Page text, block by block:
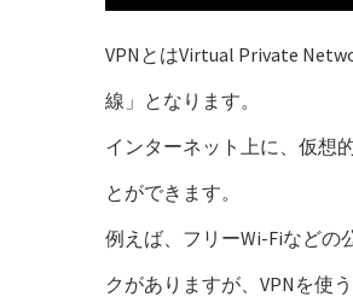
VPNとはVirtual Private
線」となります。
インターネット上に、仮想
とができます。
例えば、フリーWi-Fiなどの
クがありますが、VPNを使